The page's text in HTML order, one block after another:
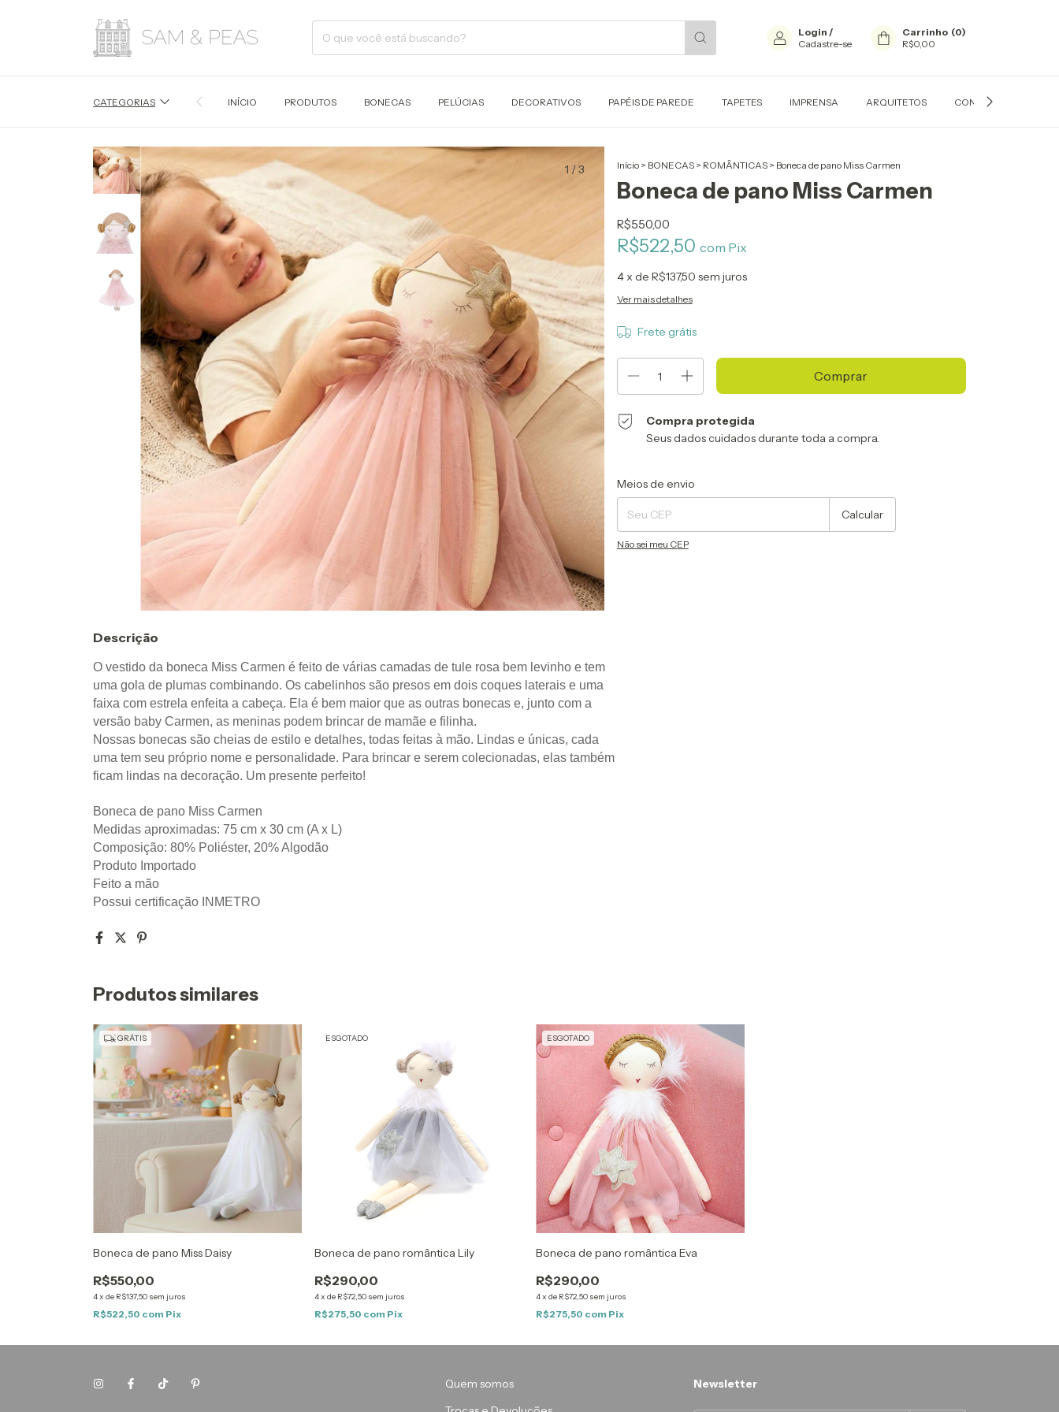
Login /
Cadastre-se
Carrinho (0)
R$0,00
CATEGORIAS INÍCIO PRODUTOS BONECAS PELÚCIAS DECORATIVOS PAPÉIS DE PAREDE TAPETES IMPRENSA ARQUITETOS CONTATO
1 /3 Início > BONECAS > ROMÂNTICAS > Boneca de pano Miss Carmen
Boneca de pano Miss Carmen
R$550,00
R$522,50 com Pix
4x de R$137,50 sem juros
Ver mais detalhes
Frete grátis
Compra protegida
Seus dados cuidados durante toda a compra.
Entregas para o CEP:
Meios de envio
Calcular
Não sei meu CEP
Descrição
O vestido da boneca Miss Carmen é feito de várias camadas de tule rosa bem levinho e tem
uma gola de plumas combinando. Os cabelinhos são presos em dois coques laterais e uma
faixa com estrela enfeita a cabeça. Ela é bem maior que as outras bonecas e, junto com a
versão baby Carmen, as meninas podem brincar de mamãe e filinha.
Nossas bonecas são cheias de estilo e detalhes, todas feitas à mão. Lindas e únicas, cada
uma tem seu próprio nome e personalidade. Para brincar e serem colecionadas, elas também
ficam lindas na decoração. Um presente perfeito!
Boneca de pano Miss Carmen
Medidas aproximadas: 75 cm x 30 cm (A x L)
Composição: 80% Poliéster, 20% Algodão
Produto Importado
Feito a mão
Possui certificação INMETRO
Produtos similares
GRÁTIS
Boneca de pano Miss Daisy
R$550,00
4x de R$137,50 sem juros
R$522,50 com Pix
ESGOTADO
Boneca de pano romântica Lily
R$290,00
4x de R$72,50 sem juros
R$275,50 com Pix
ESGOTADO
Boneca de pano romântica Eva
R$290,00
4x de R$72,50 sem juros
R$275,50 com Pix
Quem somos
Newsletter